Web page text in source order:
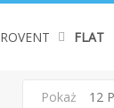
FLAT
Pokaż